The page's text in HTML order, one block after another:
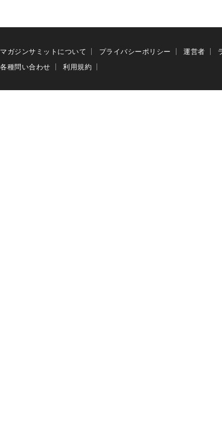
マガジンサミットについて プライバシーポリシー 運営者
各種問い合わせ
利用規約